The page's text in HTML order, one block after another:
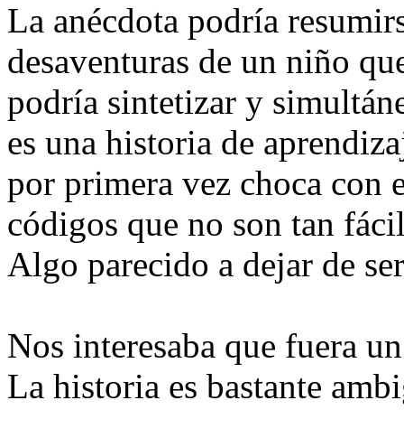
La anécdota podría
desaventuras de un niño
podría sintetizar y
es una historia de
por primera vez choca con
códigos que no son tan
Algo parecido a dejar de
Nos interesaba que fuera
La historia es bastante